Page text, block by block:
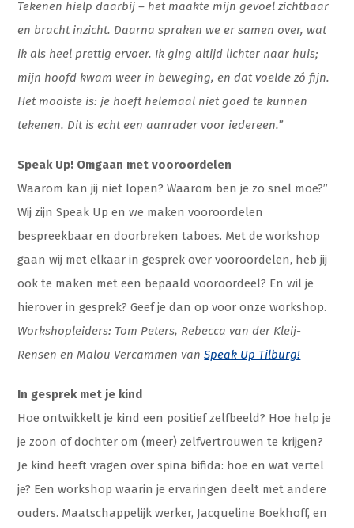
Tekenen hielp daarbij – het maakte mijn gevoel zichtbaar
en bracht inzicht. Daarna spraken we er samen over, wat
ik als heel prettig ervoer. Ik ging altijd lichter naar huis;
mijn hoofd kwam weer in beweging, en dat voelde zó fijn.
Het mooiste is: je hoeft helemaal niet goed te kunnen
tekenen. Dit is echt een aanrader voor iedereen.”
Speak Up! Omgaan met vooroordelen
Waarom kan jij niet lopen? Waarom ben je zo snel moe?”
Wij zijn Speak Up en we maken vooroordelen
bespreekbaar en doorbreken taboes. Met de workshop
gaan wij met elkaar in gesprek over vooroordelen, heb jij
ook te maken met een bepaald vooroordeel? En wil je
hierover in gesprek? Geef je dan op voor onze workshop.
Workshopleiders: Tom Peters, Rebecca van der Kleij-
Rensen en Malou Vercammen vanSpeak Up Tilburg!
In gesprek met je kind
Hoe ontwikkelt je kind een positief zelfbeeld? Hoe help je
je zoon of dochter om (meer) zelfvertrouwen te krijgen?
Je kind heeft vragen over spina bifida: hoe en wat vertel
je? Een workshop waarin je ervaringen deelt met andere
ouders. Maatschappelijk werker, Jacqueline Boekhoff, en